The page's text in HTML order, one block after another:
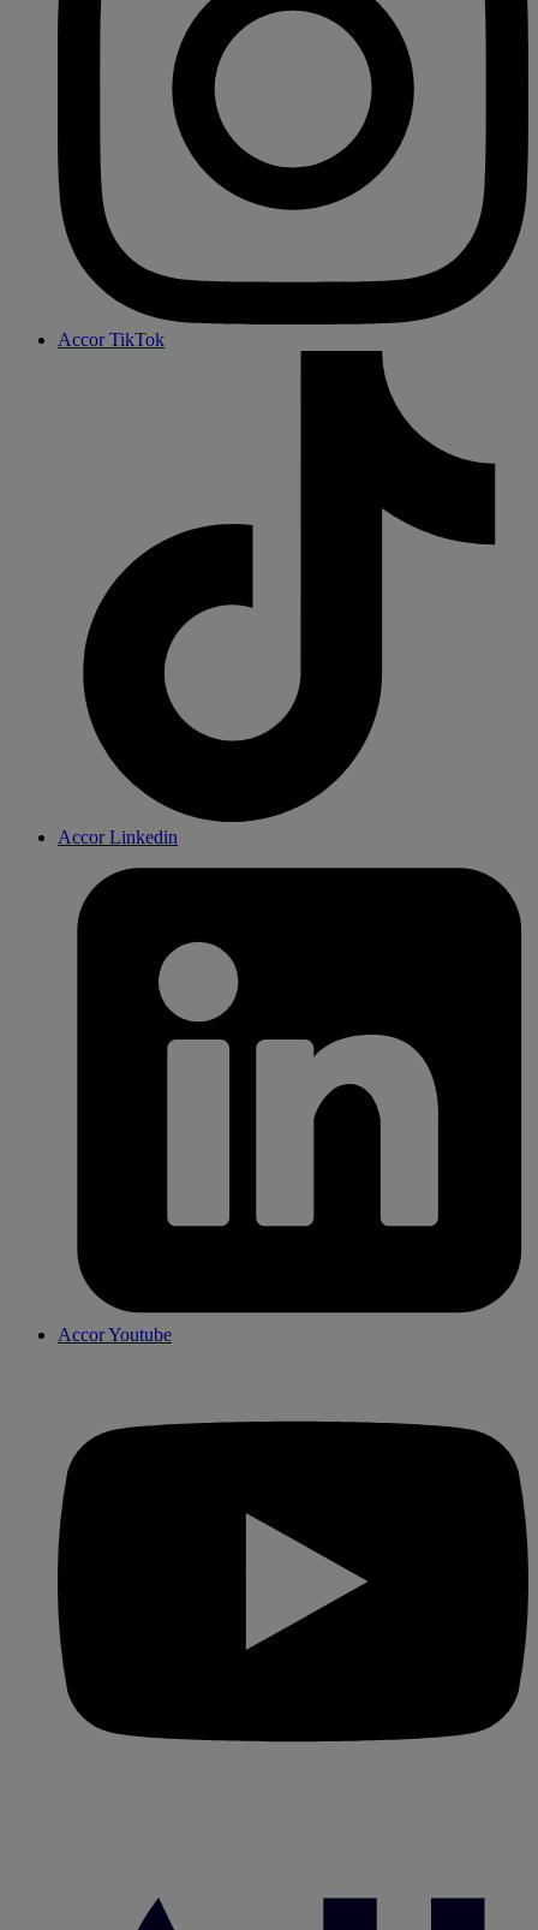
Accor TikTok
Accor Linkedin
Accor Youtube